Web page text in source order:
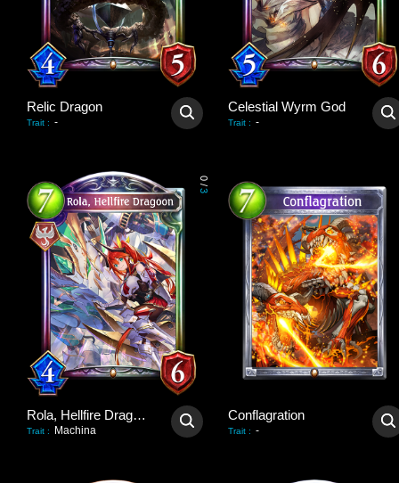
Relic Dragon
Trait : -
Celestial Wyrm God
Trait : -
0
/
3
Rola, Hellfire Dragoon
Trait : Machina
Conflagration
Trait : -